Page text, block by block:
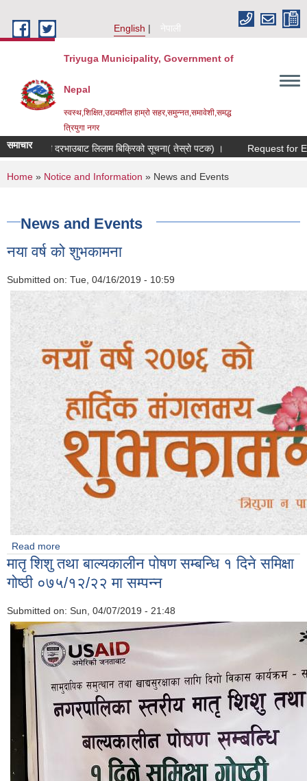
English
नेपाली
Triyuga Municipality, Government of
Nepal
स्वस्थ,शिक्षित,उद्यमशील हाम्रो सहर,समुन्नत,समावेशी,समद्ध
त्रियुगा नगर
समाचार
लिलाम बिक्रिको सूचना( तेस्रो पटक) । Request for Expression of
You are here
Home » Notice and Information » News and Events
News and Events
नया वर्ष को शुभकामना
Submitted on: Tue, 04/16/2019 - 10:59
Read more
मातृ शिशु तथा बाल्यकालीन पोषण सम्बन्धि १ दिने समिक्षा
गोष्ठी ०७५/१२/२२ मा सम्पन्न
Submitted on: Sun, 04/07/2019 - 21:48